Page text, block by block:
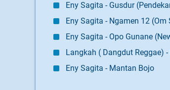
Eny Sagita - Gusdur
Eny Sagita - Ngamen 12 (Om
Eny Sagita - Opo Gunane
Langkah ( Dangdut Reggae)
Eny Sagita - Mantan Bojo